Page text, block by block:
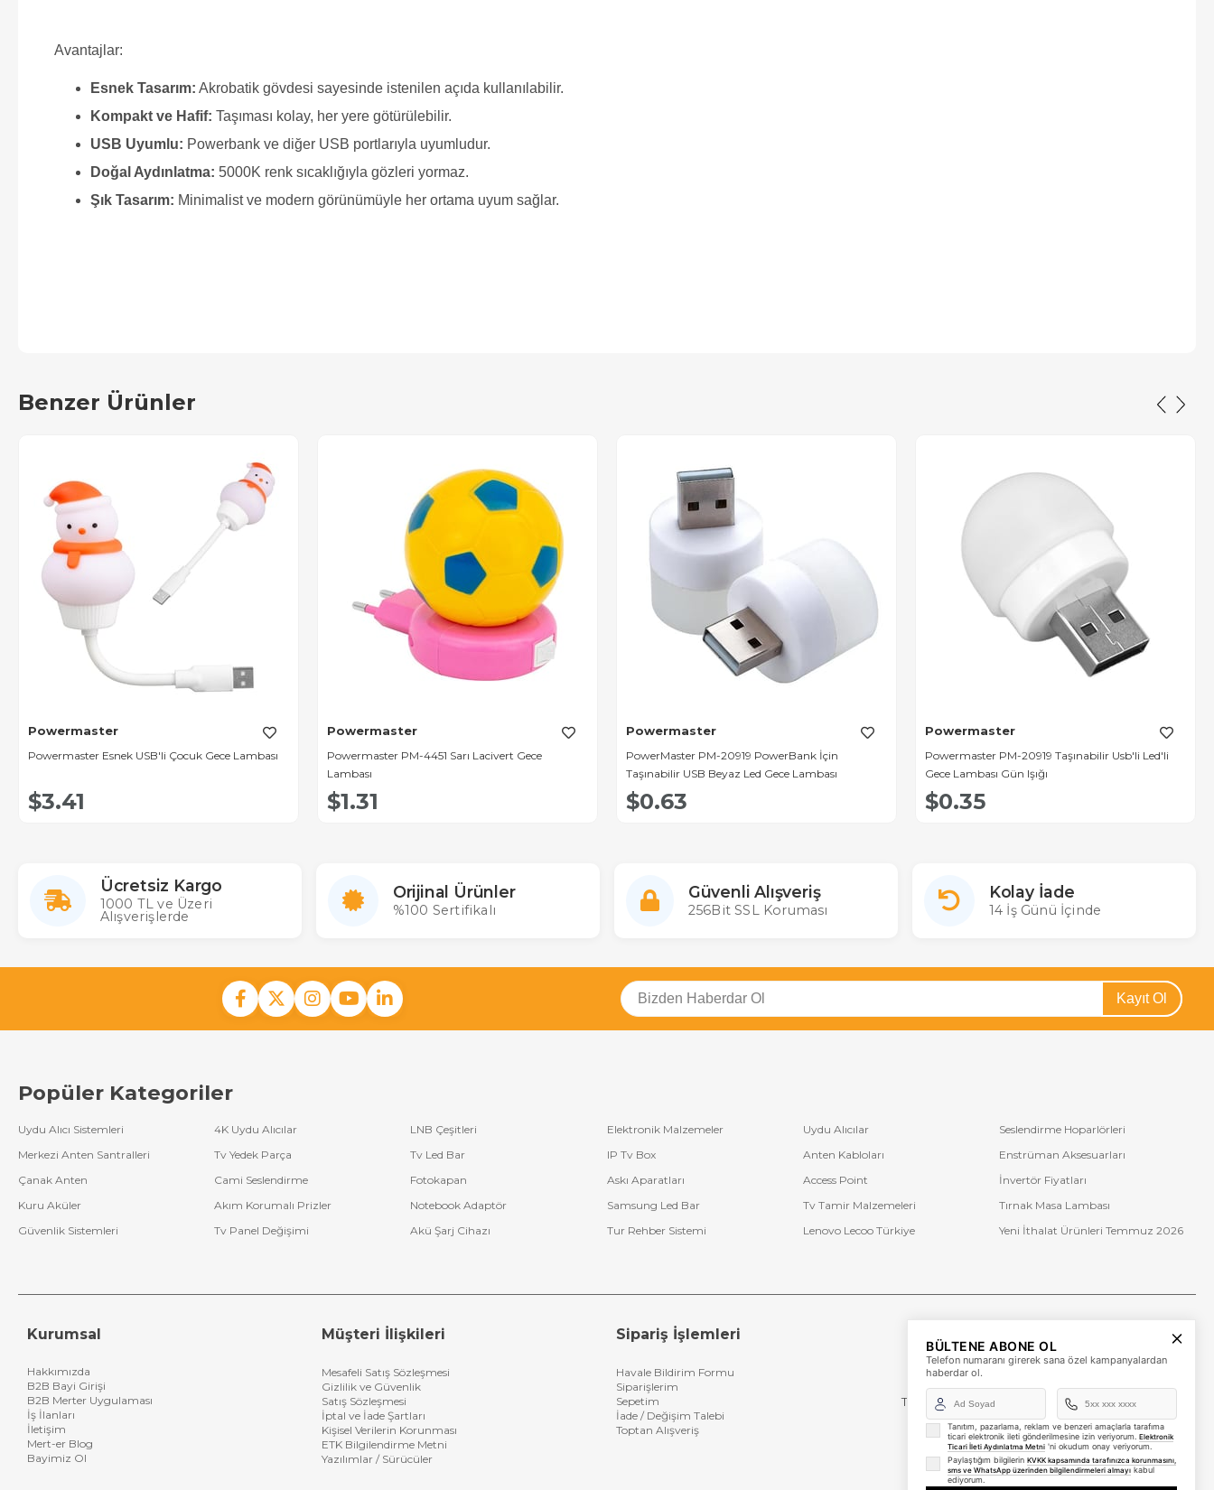
Avantajlar:
Esnek Tasarım: Akrobatik gövdesi sayesinde istenilen açıda kullanılabilir.
Kompakt ve Hafif: Taşıması kolay, her yere götürülebilir.
USB Uyumlu: Powerbank ve diğer USB portlarıyla uyumludur.
Doğal Aydınlatma: 5000K renk sıcaklığıyla gözleri yormaz.
Şık Tasarım: Minimalist ve modern görünümüyle her ortama uyum sağlar.
Benzer Ürünler
Powermaster
Powermaster Esnek USB'li Çocuk Gece Lambası
$3.41
Powermaster
Powermaster PM-4451 Sarı Lacivert Gece
Lambası
$1.31
Powermaster
PowerMaster PM-20919 PowerBank İçin
Taşınabilir USB Beyaz Led Gece Lambası
$0.63
Powermaster
Powermaster PM-20919 Taşınabilir Usb'li Led'li
Gece Lambası Gün Işığı
$0.35
Ücretsiz Kargo
1000 TL ve Üzeri
Alışverişlerde
Orijinal Ürünler
%100 Sertifikalı
Güvenli Alışveriş
256Bit SSL Koruması
Kolay İade
14 İş Günü İçinde
Kayıt Ol
Popüler Kategoriler
Uydu Alıcı Sistemleri 4K Uydu Alıcılar LNB Çeşitleri Elektronik Malzemeler Uydu Alıcılar
Seslendirme Hoparlörleri
Merkezi Anten Santralleri
Tv Yedek Parça Tv Led Bar IP Tv Box Anten Kabloları
Enstrüman Aksesuarları
Çanak Anten
Cami Seslendirme Fotokapan Askı Aparatları Access Point
İnvertör Fiyatları
Kuru Aküler
Akım Korumalı Prizler Notebook Adaptör Samsung Led Bar Tv Tamir Malzemeleri
Tırnak Masa Lambası
Güvenlik Sistemleri
Tv Panel Değişimi Akü Şarj Cihazı Tur Rehber Sistemi Lenovo Lecoo Türkiye Yeni İthalat Ürünleri Temmuz 2026
Kurumsal
Hakkımızda
B2B Bayi Girişi
B2B Merter Uygulaması
İş İlanları
İletişim
Mert-er Blog
Bayimiz Ol
Müşteri İlişkileri
Mesafeli Satış Sözleşmesi
Gizlilik ve Güvenlik
Satış Sözleşmesi
İptal ve İade Şartları
Kişisel Verilerin Korunması
ETK Bilgilendirme Metni
Yazılımlar / Sürücüler
Sipariş İşlemleri
Havale Bildirim Formu
Siparişlerim
Sepetim
İade / Değişim Talebi
Toptan Alışveriş
+90 (850) 473 08 08
Tevfik Bey Mah. Dr. Ali Demir Cd. No:51 Kat:2 Kobi İş
Merkezi
Küçükçekmece / İstanbul
BÜLTENE ABONE OL
Telefon numaranı girerek sana özel kampanyalardan
haberdar ol.
Tanıtım, pazarlama, reklam ve benzeri amaçlarla tarafıma
ticari elektronik ileti gönderilmesine izin veriyorum. Elektronik
Ticari İleti Aydınlatma Metni 'ni okudum onay veriyorum.
Paylaştığım bilgilerin KVKK kapsamında tarafınızca korunmasını,
sms ve WhatsApp üzerinden bilgilendirmeleri almayı kabul
ediyorum.